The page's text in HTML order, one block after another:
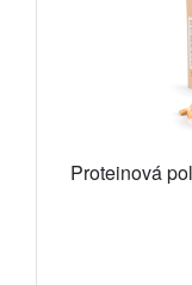
Proteinová